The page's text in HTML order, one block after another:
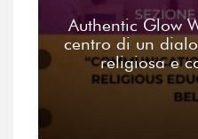
Authentic Glow
centro di un
religiosa e